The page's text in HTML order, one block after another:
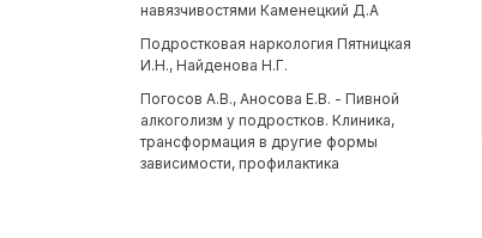
навязчивостями Каменецкий Д.А
Подростковая наркология Пятницкая
И.Н., Найденова Н.Г.
Погосов А.В., Аносова Е.В. - Пивной
алкоголизм у подростков. Клиника,
трансформация в другие формы
зависимости, профилактика